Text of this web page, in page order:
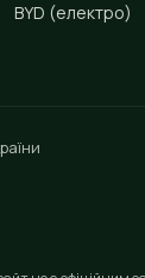
BYD (електро)